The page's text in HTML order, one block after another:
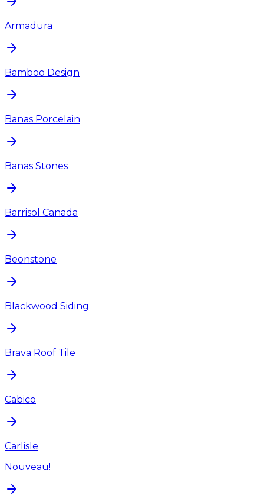
Armadura
Bamboo Design
Banas Porcelain
Banas Stones
Barrisol Canada
Beonstone
Blackwood Siding
Brava Roof Tile
Cabico
Carlisle
Nouveau!